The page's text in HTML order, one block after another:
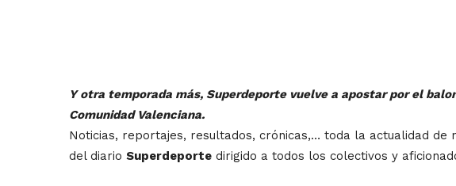
Y otra temporada más, Superdeporte vuelve a apostar por el
Comunidad Valenciana.
Noticias, reportajes, resultados, crónicas,… toda la actualidad
del diario Superdeportedirigido a todos los colectivos y